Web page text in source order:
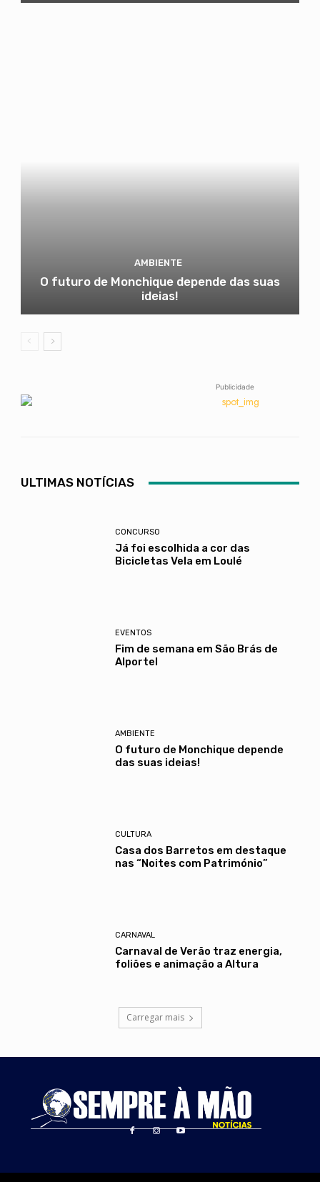
AMBIENTE
O futuro de Monchique depende das suas
ideias!
Publicidade
ULTIMAS NOTÍCIAS
CONCURSO
Já foi escolhida a cor das
Bicicletas Vela em Loulé
EVENTOS
Fim de semana em São Brás de
Alportel
AMBIENTE
O futuro de Monchique depende
das suas ideias!
CULTURA
Casa dos Barretos em destaque
nas “Noites com Património”
CARNAVAL
Carnaval de Verão traz energia,
foliões e animação a Altura
Carregar mais